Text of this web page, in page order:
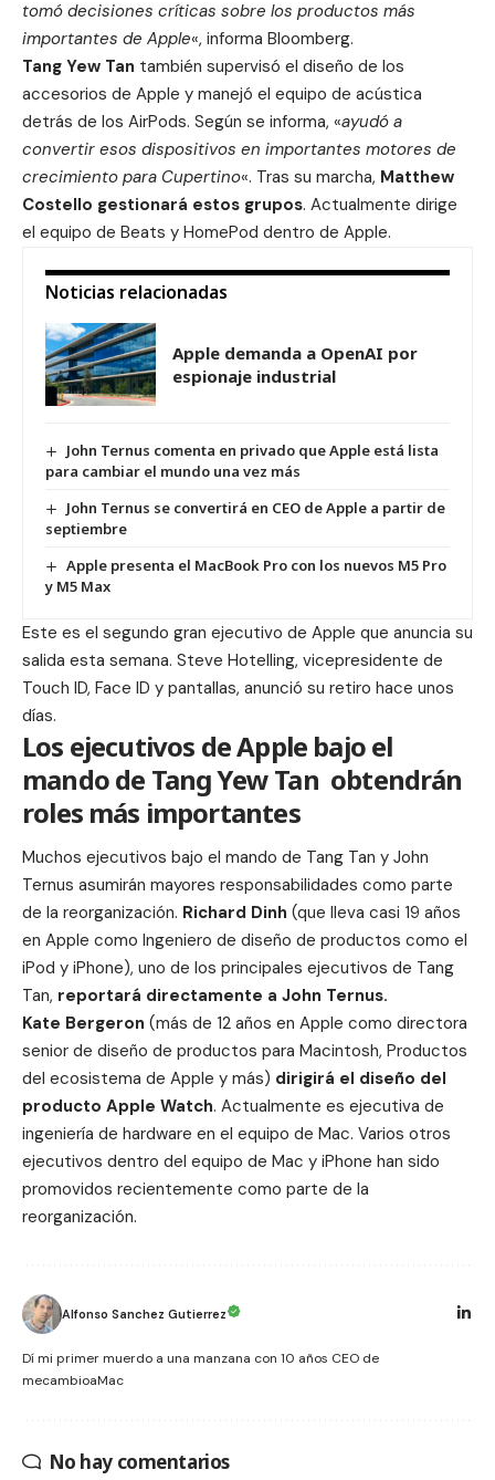
tomó decisiones críticas sobre los productos más
importantes de Apple«, informa Bloomberg.
Tang Yew Tan también supervisó el diseño de los
accesorios de Apple y manejó el equipo de acústica
detrás de los AirPods. Según se informa, «ayudó a
convertir esos dispositivos en importantes motores de
crecimiento para Cupertino«. Tras su marcha, Matthew
Costello gestionará estos grupos. Actualmente dirige
el equipo de Beats y HomePod dentro de Apple.
Noticias relacionadas
Apple demanda a OpenAI por
espionaje industrial
John Ternus comenta en privado que Apple está lista
para cambiar el mundo una vez más
John Ternus se convertirá en CEO de Apple a partir de
septiembre
Apple presenta el MacBook Pro con los nuevos M5 Pro
y M5 Max
Este es el segundo gran ejecutivo de Apple que anuncia su
salida esta semana. Steve Hotelling, vicepresidente de
Touch ID, Face ID y pantallas, anunció su retiro hace unos
días.
Los ejecutivos de Apple bajo el
mando de Tang Yew Tan obtendrán
roles más importantes
Muchos ejecutivos bajo el mando de Tang Tan y John
Ternus asumirán mayores responsabilidades como parte
de la reorganización. Richard Dinh (que lleva casi 19 años
en Apple como Ingeniero de diseño de productos como el
iPod y iPhone), uno de los principales ejecutivos de Tang
Tan, reportará directamente a John Ternus.
Kate Bergeron (más de 12 años en Apple como directora
senior de diseño de productos para Macintosh, Productos
del ecosistema de Apple y más) dirigirá el diseño del
producto Apple Watch. Actualmente es ejecutiva de
ingeniería de hardware en el equipo de Mac. Varios otros
ejecutivos dentro del equipo de Mac y iPhone han sido
promovidos recientemente como parte de la
reorganización.
Alfonso Sanchez Gutierrez
Dí mi primer muerdo a una manzana con 10 años CEO de
mecambioaMac
No hay comentarios